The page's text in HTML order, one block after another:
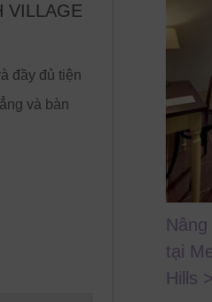
VILLAGE
đầy đủ tiện
và bàn
tại
Hills >